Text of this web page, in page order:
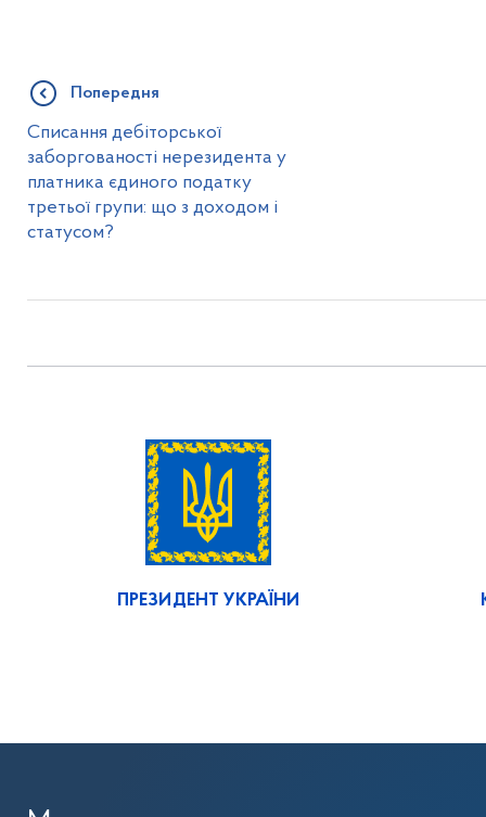
Попередня
Списання дебіторської
заборгованості нерезидента у
платника єдиного податку
третьої групи: що з доходом і
статусом?
ПРЕЗИДЕНТ УКРАЇНИ